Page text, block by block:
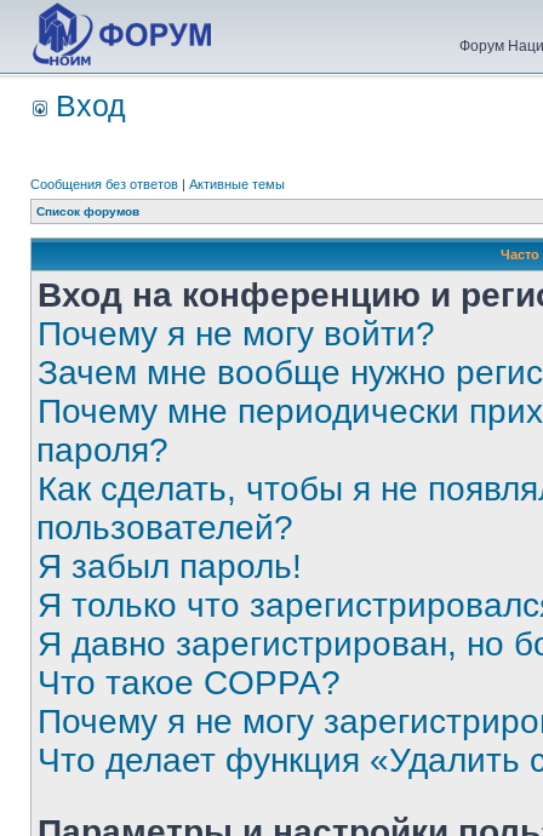
Форум
Вход
Сообщения без ответов | Активные темы
Список форумов
Вход на конференцию и
Почему я не могу войти?
Зачем мне вообще нужно
Почему мне периодически
пароля?
Как сделать, чтобы я не
пользователей?
Я забыл пароль!
Я только что
Я давно зарегистрирован, но
Что такое COPPA?
Почему я не могу
Что делает функция «Удалить